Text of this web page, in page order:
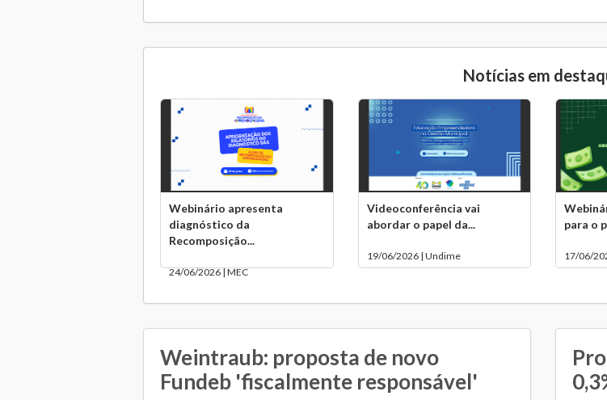
Notícias em
Webinário apresenta
diagnóstico da
Recomposição...
24/06/2026 | MEC
Videoconferência vai
abordar o papel da...
19/06/2026 | Undime
para o
17/06/
Weintraub: proposta de novo
Fundeb 'fiscalmente responsável'